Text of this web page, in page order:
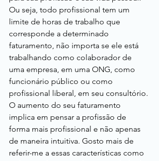
Ou seja, todo profissional tem um
limite de horas de trabalho que
corresponde a determinado
faturamento, não importa se ele está
trabalhando como colaborador de
uma empresa, em uma ONG, como
funcionário público ou como
profissional liberal, em seu consultório.
O aumento do seu faturamento
implica em pensar a profissão de
forma mais profissional e não apenas
de maneira intuitiva. Gosto mais de
referir-me a essas características como